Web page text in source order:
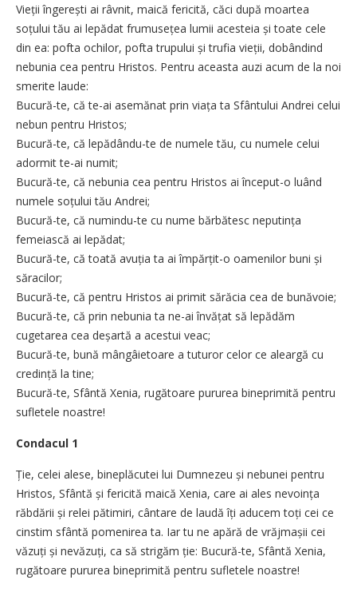
Vieții îngerești ai râvnit, maică fericită, căci după moartea
soțului tău ai lepădat frumusețea lumii acesteia și toate cele
din ea: pofta ochilor, pofta trupului și trufia vieții, dobândind
nebunia cea pentru Hristos. Pentru aceasta auzi acum de la noi
smerite laude:
Bucură-te, că te-ai asemănat prin viața ta Sfântului Andrei celui
nebun pentru Hristos;
Bucură-te, că lepădându-te de numele tău, cu numele celui
adormit te-ai numit;
Bucură-te, că nebunia cea pentru Hristos ai început-o luând
numele soțului tău Andrei;
Bucură-te, că numindu-te cu nume bărbătesc neputința
femeiască ai lepădat;
Bucură-te, că toată avuția ta ai împărțit-o oamenilor buni și
săracilor;
Bucură-te, că pentru Hristos ai primit sărăcia cea de bunăvoie;
Bucură-te, că prin nebunia ta ne-ai învățat să lepădăm
cugetarea cea deșartă a acestui veac;
Bucură-te, bună mângâietoare a tuturor celor ce aleargă cu
credință la tine;
Bucură-te, Sfântă Xenia, rugătoare pururea bineprimită pentru
sufletele noastre!
Condacul 1
Ție, celei alese, bineplăcutei lui Dumnezeu și nebunei pentru
Hristos, Sfântă și fericită maică Xenia, care ai ales nevoința
răbdării și relei pătimiri, cântare de laudă îți aducem toți cei ce
cinstim sfântă pomenirea ta. Iar tu ne apără de vrăjmașii cei
văzuți și nevăzuți, ca să strigăm ție: Bucură-te, Sfântă Xenia,
rugătoare pururea bineprimită pentru sufletele noastre!